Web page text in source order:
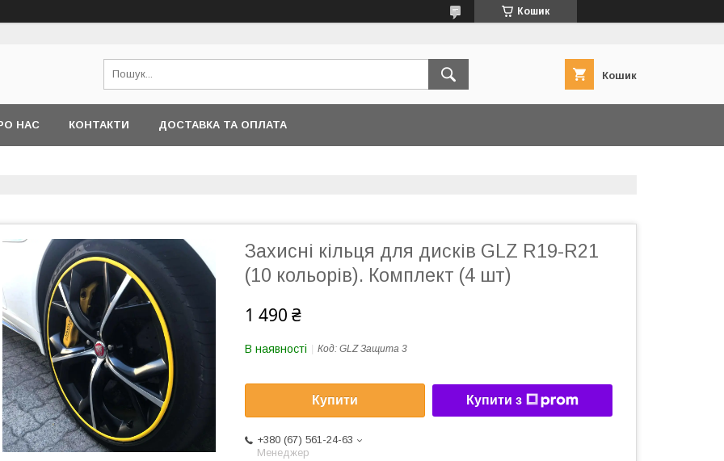
Кошик
Кошик
НАС КОНТАКТИ ДОСТАВКА ТА ОПЛАТА
Захисні кільця для дисків GLZ R19-R21
(10 кольорів). Комплект (4 шт)
1 490 ₴
В наявності Код: GLZ Защита 3
Купити Купити з
+380 (67) 561-24-63
Менеджер